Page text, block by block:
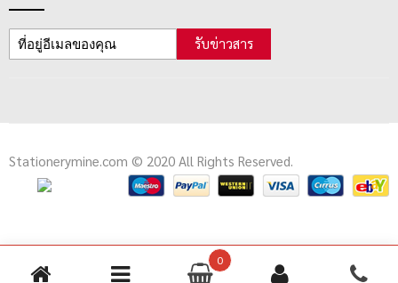
0
รับข่าวสาร
Stationerymine.com © 2020 All Rights Reserved.